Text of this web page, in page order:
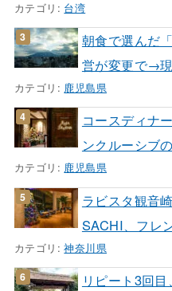
カテゴリ: 台湾
朝食で選んだ
営が変更で→
カテゴリ: 鹿児島県
コースディナ
ンクルーシブ
カテゴリ: 鹿児島県
ラビスタ観音
SACHI、フレ
カテゴリ:神奈川県
リピート3回